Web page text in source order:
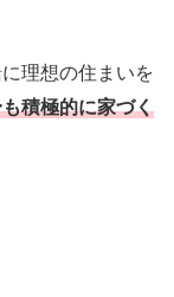
理想の住まいを
積極的に家づく